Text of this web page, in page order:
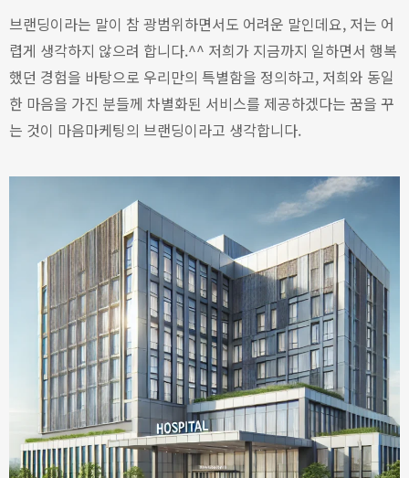
브랜딩이라는 말이 참 광범위하면서도 어려운 말인데요, 저는 어
렵게 생각하지 않으려 합니다.^^ 저희가 지금까지 일하면서 행복
했던 경험을 바탕으로 우리만의 특별함을 정의하고, 저희와 동일
한 마음을 가진 분들께 차별화된 서비스를 제공하겠다는 꿈을 꾸
는 것이 마음마케팅의 브랜딩이라고 생각합니다.